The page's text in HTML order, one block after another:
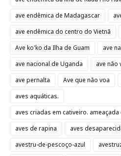
ave endêmica de Madagascar
ave endêmica do centro do Vietnã
Ave ko'ko da Ilha de Guam
ave
ave nacional de Uganda
ave não
ave pernalta
Ave que não voa
aves aquáticas.
aves criadas em cativeiro. ameaçada
aves de rapina
aves
avestru-de-pescoço-azul